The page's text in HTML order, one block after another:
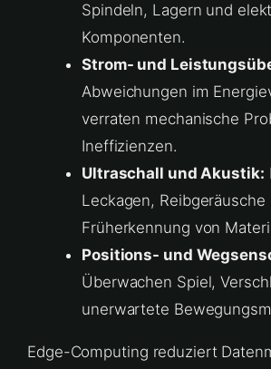
Spindeln, Lagern und
Komponenten.
Strom- und
Abweichungen im
verraten mechanische
Ineffizienzen.
Ultraschall und Akustik:
Leckagen, Reibgeräusche
Früherkennung von
Positions- und
Überwachen Spiel,
unerwartete
Edge-Computing reduziert